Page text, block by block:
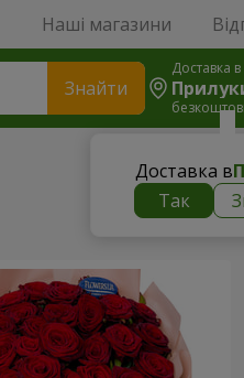
Наші магазини
Знайти
Доставка в
Доставка в
Так